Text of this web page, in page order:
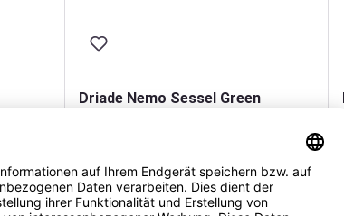
Driade Nemo Sessel Green